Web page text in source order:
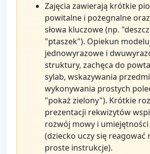
Zajęcia zawierają krótkie
powitalne i pożegnalne
słowa kluczowe (np.
"ptaszek"). Opiekun
jednowyrazowe i
struktury, zachęca do
sylab, wskazywania
wykonywania prostych
"pokaż zielony"). Krótkie
prezentacji rekwizytów
rozwój mowy i umiejętności
(dziecko uczy się reagować
proste instrukcje).